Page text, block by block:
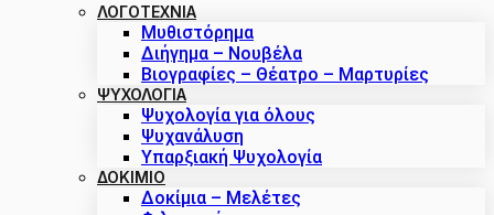
ΛΟΓΟΤΕΧΝΙΑ
Μυθιστόρημα
Διήγημα – Νουβέλα
Βιογραφίες – Θέατρο – Μαρτυρίες
ΨΥΧΟΛΟΓΙΑ
Ψυχολογία για όλους
Ψυχανάλυση
Υπαρξιακή Ψυχολογία
ΔΟΚΊΜΙΟ
Δοκίμια – Μελέτες